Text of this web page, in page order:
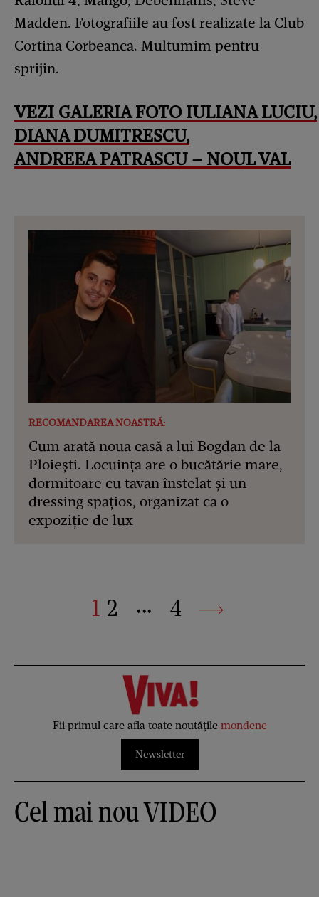
Madden. Fotografiile au fost realizate la Club
Cortina Corbeanca. Multumim pentru
sprijin.
VEZI GALERIA FOTO IULIANA LUCIU,
DIANA DUMITRESCU,
ANDREEA PATRASCU – NOUL VAL
RECOMANDAREA NOASTRĂ:
Cum arată noua casă a lui Bogdan de la
Ploiești. Locuința are o bucătărie mare,
dormitoare cu tavan înstelat și un
dressing spațios, organizat ca o
expoziție de lux
1 2 ••• 4
Fii primul care afla toate noutățile mondene
Newsletter
Cel mai nou VIDEO